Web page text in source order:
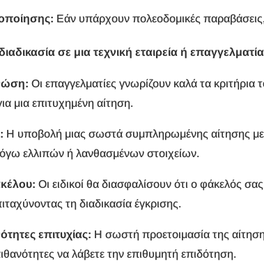
Εάν υπάρχουν πολεοδομικές παραβάσεις,
σε μια τεχνική εταιρεία ή
Οι επαγγελματίες γνωρίζουν καλά τα κριτήρια
μια επιτυχημένη αίτηση.
Η υποβολή μιας σωστά συμπληρωμένης αίτησης
ελλιπών ή λανθασμένων στοιχείων.
Οι ειδικοί θα διασφαλίσουν ότι ο φάκελός
τη διαδικασία έγκρισης.
επιτυχίας: Η σωστή προετοιμασία της
να λάβετε την επιθυμητή επιδότηση.